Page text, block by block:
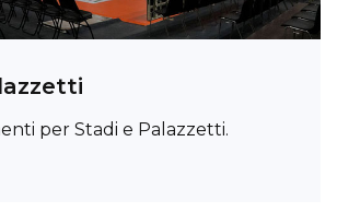
per Stadi e Palazzetti.